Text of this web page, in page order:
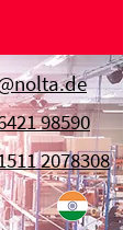
98590
2078308